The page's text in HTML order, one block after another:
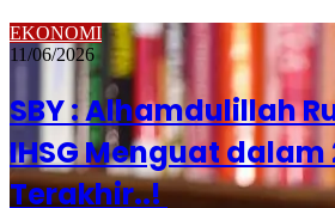
EKONOMI
11/06/2026
SBY : Alhamdulillah
IHSG Menguat dalam
Terakhir..!